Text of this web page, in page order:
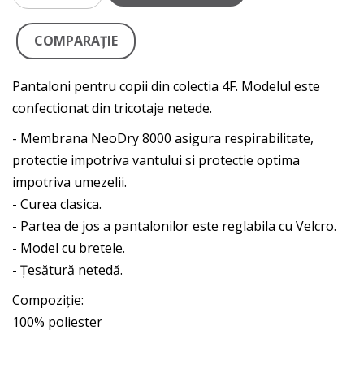
COMPARAŢIE
Pantaloni pentru copii din colectia 4F. Modelul este
confectionat din tricotaje netede.
- Membrana NeoDry 8000 asigura respirabilitate,
protectie impotriva vantului si protectie optima
impotriva umezelii.
- Curea clasica.
- Partea de jos a pantalonilor este reglabila cu Velcro.
- Model cu bretele.
- Țesătură netedă.
Compoziţie:
100% poliester